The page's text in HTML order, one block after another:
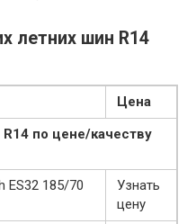
летних шин R14
Цена
по цене/качеству
ES32 185/70
Узнать
цену